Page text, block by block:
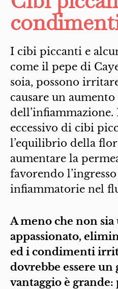
I cibi piccanti e
come il pepe di
soia, possono
causare un aumento
eccessivo di cibi
l’equilibrio della
aumentare la
favorendo
infiammatorie nel
A meno che non sia
appassionato,
ed i condimenti
dovrebbe essere
vantaggio è